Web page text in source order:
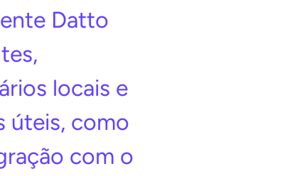
Datto
locais e
úteis, como
com o